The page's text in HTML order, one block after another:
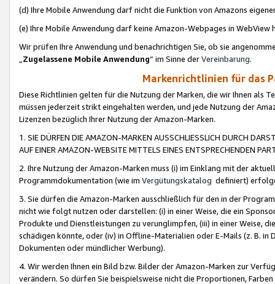
(d) Ihre Mobile Anwendung darf nicht die Funktion von Amazons
(e) Ihre Mobile Anwendung darf keine Amazon-Webpages in WebView
Wir prüfen Ihre Anwendung und benachrichtigen Sie, ob sie
„Zugelassene Mobile Anwendung“ im Sinne derVereinbarung.
Markenrichtlinien für das
Diese Richtlinien gelten für die Nutzung der Marken, die wir Ihnen als
müssen jederzeit strikt eingehalten werden, und jede Nutzung der
Lizenzen bezüglich Ihrer Nutzung der Amazon-Marken.
1. SIE DÜRFEN DIE AMAZON-MARKEN AUSSCHLIESSLICH DURCH
AUF EINER AMAZON-WEBSITE MITTELS EINES ENTSPRECHENDEN
2. Ihre Nutzung der Amazon-Marken muss (i) im Einklang mit der
Programmdokumentation (wie im Vergütungskatalog definiert)
3. Sie dürfen die Amazon-Marken ausschließlich für den in der
nicht wie folgt nutzen oder darstellen: (i) in einer Weise, die ein
Produkte und Dienstleistungen zu verunglimpfen, (iii) in einer Weise,
schädigen könnte, oder (iv) in Offline-Materialien oder E-Mails (z. B. in
Dokumenten oder mündlicher Werbung).
4. Wir werden Ihnen ein Bild bzw. Bilder der Amazon-Marken zur
verändern. So dürfen Sie beispielsweise nicht die Proportionen,